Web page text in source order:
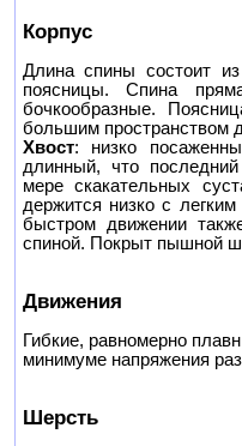
Корпус
Длина спины состоит
поясницы. Спина
бочкообразные.
большим пространством
Хвост: низко
длинный, что
мере скакательных
держится низко с
быстром движении
спиной. Покрыт пышной
Движения
Гибкие, равномерно
минимуме напряжения
Шерсть